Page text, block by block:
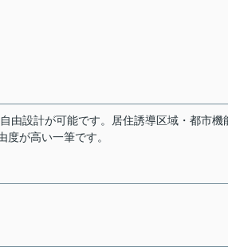
由設計が可能です。居住誘導区域・都市機
が高い一筆です。